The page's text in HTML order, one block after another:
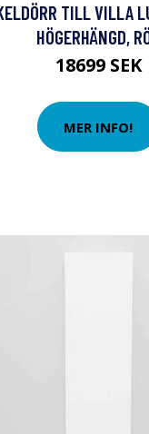
TILL VILLA
HÖGERHÄNGD,
18699 SEK
MER INFO!